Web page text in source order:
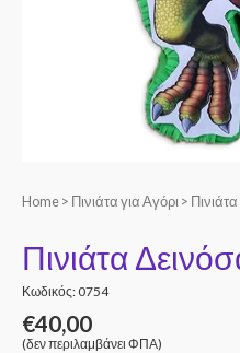
Home > Πινιάτα για Αγόρι >
Πινιάτα
Κωδικός: 0754
€40,00
(δεν περιλαμβάνει ΦΠΑ)